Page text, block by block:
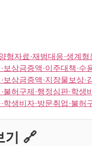
자료·재범대응·생계
상금증액·이주대책·
상금증액·지장물보상
허구제·행정심판·학
생비자·방문취업·불
기 🔗